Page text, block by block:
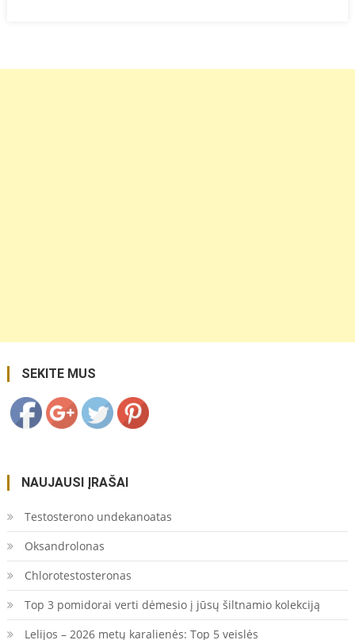
SEKITE MUS
https://coupon.lt/tag/sokejai/">
NAUJAUSI ĮRAŠAI
Testosterono undekanoatas
Oksandrolonas
Chlorotestosteronas
Top 3 pomidorai verti dėmesio į jūsų šiltnamio kolekciją
Lelijos – 2026 metų karalienės: Top 5 veislės